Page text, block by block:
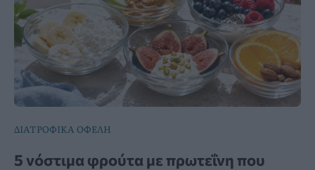
ΔΙΑΤΡΟΦΙΚΑ ΟΦΕΛΗ
5 νόστιμα φρούτα με πρωτεΐνη που